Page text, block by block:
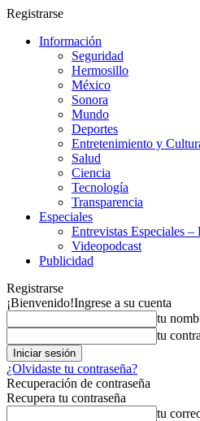
Registrarse
Información
Seguridad
Hermosillo
México
Sonora
Mundo
Deportes
Entretenimiento y
Salud
Ciencia
Tecnología
Transparencia
Especiales
Entrevistas Especiales
Videopodcast
Publicidad
Registrarse
¡Bienvenido!Ingrese a su cuenta
tu
tu
¿Olvidaste tu contraseña?
Recuperación de contraseña
Recupera tu contraseña
tu